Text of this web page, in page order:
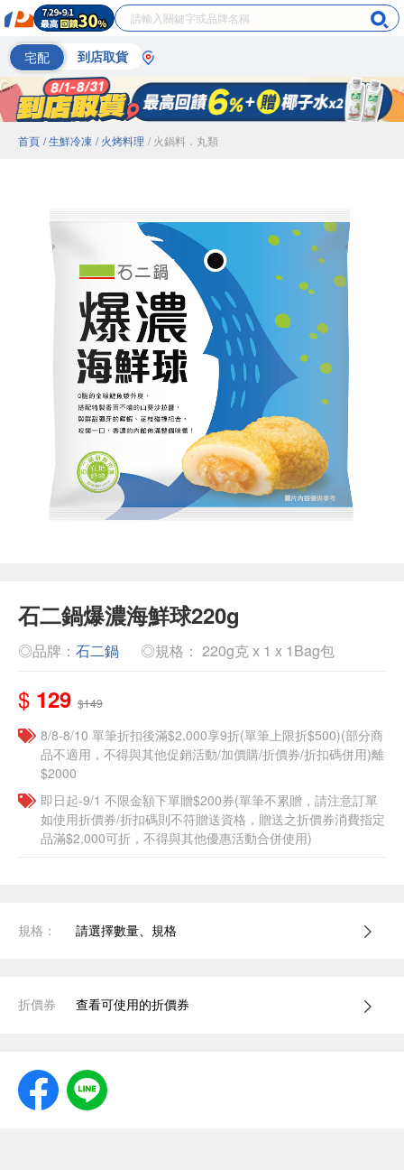
宅配 到店取貨
首頁 / 生鮮冷凍 / 火烤料理 / 火鍋料．丸類
石二鍋爆濃海鮮球220g
◎品牌： 石二鍋 ◎規格： 220g克 x 1 x 1Bag包
$ 129 $149
8/8-8/10 單筆折扣後滿$2,000享9折(單筆上限折$500)(部分商
品不適用，不得與其他促銷活動/加價購/折價券/折扣碼併用)離
$2000
即日起-9/1 不限金額下單贈$200券(單筆不累贈，請注意訂單
如使用折價券/折扣碼則不符贈送資格，贈送之折價券消費指定
品滿$2,000可折，不得與其他優惠活動合併使用)
規格： 請選擇數量、規格
折價券 查看可使用的折價券